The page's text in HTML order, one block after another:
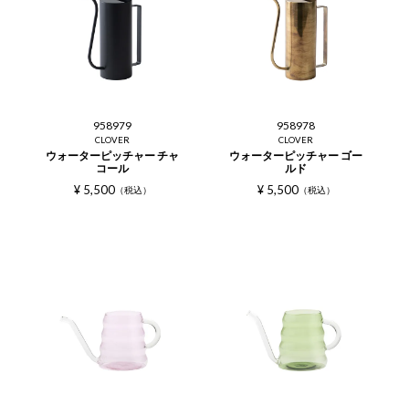
958979
CLOVER
ウォーターピッチャー チャ
コール
¥ 5,500 税込
958978
CLOVER
ウォーターピッチャー ゴー
ルド
¥ 5,500 税込